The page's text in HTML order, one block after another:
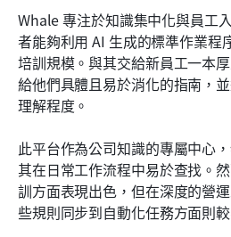
Whale 專注於知識集中化與員工
者能夠利用 AI 生成的標準作業程
培訓規模。與其交給新員工一本
給他們具體且易於消化的指南，
理解程度。
此平台作為公司知識的專屬中心
其在日常工作流程中易於查找。
訓方面表現出色，但在深度的營
些規則同步到自動化任務方面則